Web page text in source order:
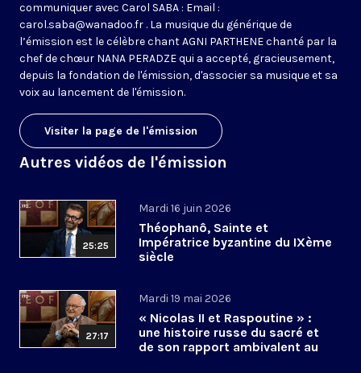
communiquer avec Carol SABA : Email :
carol.saba@wanadoo.fr . La musique du générique de
l’émission est le célèbre chant AGNI PARTHENE chanté par la
chef de chœur NANA PERADZE qui a accepté, gracieusement,
depuis la fondation de l'émission, d'associer sa musique et sa
voix au lancement de l'émission.
Visiter la page de l'émission
Autres vidéos de l'émission
25:25
Mardi 16 juin 2026
Théophanô, Sainte et
Impératrice byzantine du IXème
siècle
27:17
Mardi 19 mai 2026
« Nicolas II et Raspoutine » :
une histoire russe du sacré et
de son rapport ambivalent au